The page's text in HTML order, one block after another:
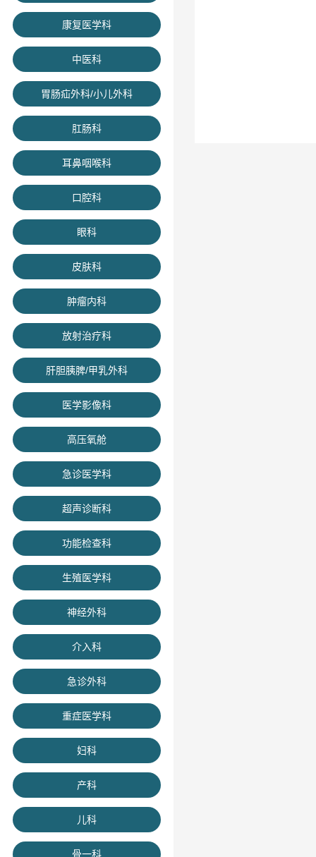
康复医学科
中医科
胃肠疝外科/小儿外科
肛肠科
耳鼻咽喉科
口腔科
眼科
皮肤科
肿瘤内科
放射治疗科
肝胆胰脾/甲乳外科
医学影像科
高压氧舱
急诊医学科
超声诊断科
功能检查科
生殖医学科
神经外科
介入科
急诊外科
重症医学科
妇科
产科
儿科
骨一科